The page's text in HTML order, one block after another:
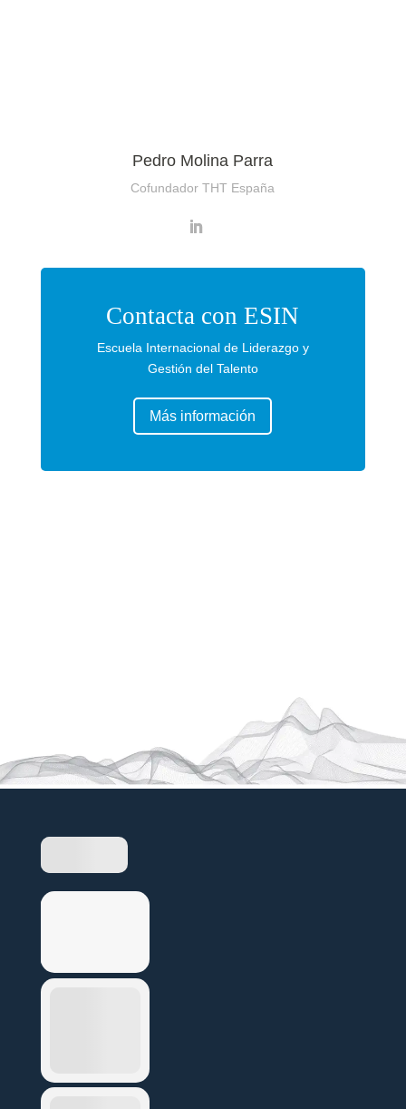
Pedro Molina Parra
Cofundador THT España
Contacta con ESIN
Escuela Internacional de Liderazgo y
Gestión del Talento
Más información